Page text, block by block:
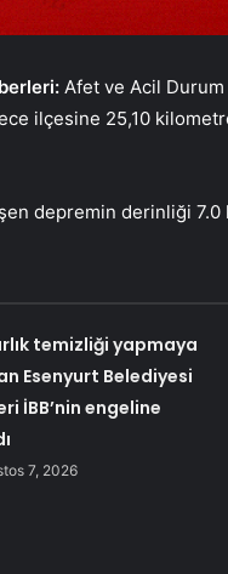
Afet ve Acil Durum
ilçesine 25,10
depremin derinliği
temizliği yapmaya
Esenyurt Belediyesi
İBB’nin engeline
7, 2026